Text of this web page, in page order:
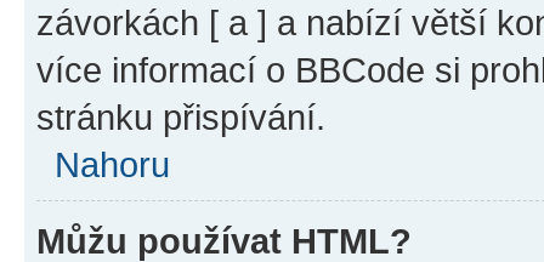
závorkách [ a ] a nabízí větší
více informací o BBCode si
stránku přispívání.
Nahoru
Můžu používat HTML?